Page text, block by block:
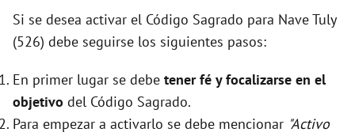
Si se desea activar el Código Sagrado para Nave Tuly
(526) debe seguirse los siguientes pasos:
En primer lugar se debe tener fé y focalizarse en el
objetivo del Código Sagrado.
Para empezar a activarlo se debe mencionar "Activo